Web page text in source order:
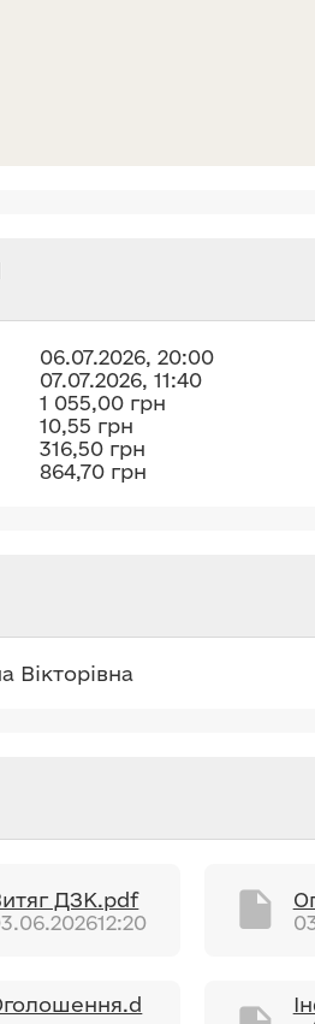
06.07.2026, 20:00
07.07.2026, 11:40
1 055,00 грн
10,55 грн
316,50 грн
864,70 грн
Вікторівна
ДЗК.pdf
12:20